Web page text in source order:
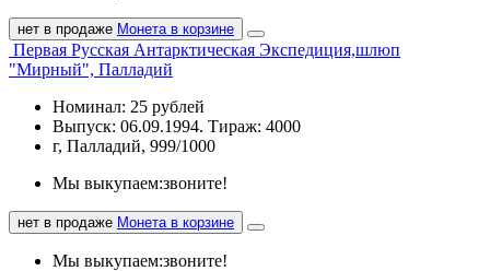
нет в продаже Монета в корзине
Первая Русская Антарктическая Экспедиция,шлюп
"Мирный", Палладий
Номинал: 25 рублей
Выпуск: 06.09.1994. Тираж: 4000
г, Палладий, 999/1000
Мы выкупаем:звоните!
нет в продаже Монета в корзине
Мы выкупаем:звоните!